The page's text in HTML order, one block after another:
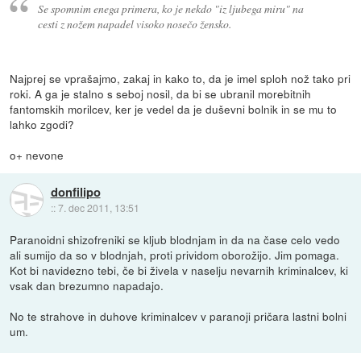
Se spomnim enega primera, ko je nekdo "iz ljubega miru" na
cesti z nožem napadel visoko nosečo žensko.
Najprej se vprašajmo, zakaj in kako to, da je imel sploh nož tako pri
roki. A ga je stalno s seboj nosil, da bi se ubranil morebitnih
fantomskih morilcev, ker je vedel da je duševni bolnik in se mu to
lahko zgodi?
o+ nevone
donfilipo
::7. dec 2011, 13:51
Paranoidni shizofreniki se kljub blodnjam in da na čase celo vedo
ali sumijo da so v blodnjah, proti prividom oborožijo. Jim pomaga.
Kot bi navidezno tebi, če bi živela v naselju nevarnih kriminalcev, ki
vsak dan brezumno napadajo.
No te strahove in duhove kriminalcev v paranoji pričara lastni bolni
um.